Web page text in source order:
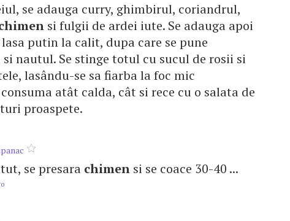
se adauga curry, ghimbirul, coriandrul,
si fulgii de ardei iute. Se adauga apoi
lasa putin la calit, dupa care se pune
nautul. Se stinge totul cu sucul de rosii si
lasându-se sa fiarba la foc mic
atât calda, cât si rece cu o salata de
proaspete.
se presara chimen si se coace 30-40 ...